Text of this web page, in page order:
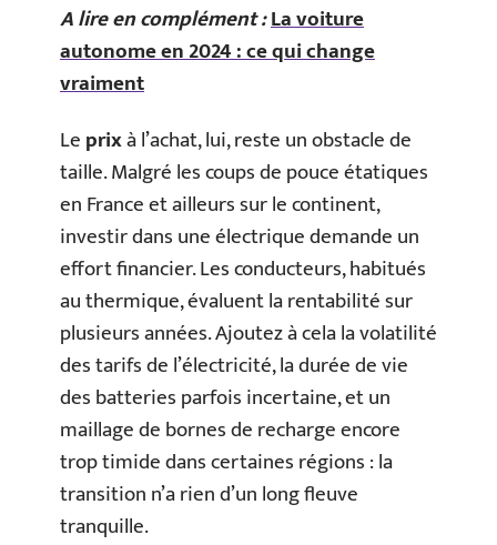
A lire en complément :La voiture
autonome en 2024 : ce qui change
vraiment
Leprixà l’achat, lui, reste un obstacle de
taille. Malgré les coups de pouce étatiques
en France et ailleurs sur le continent,
investir dans une électrique demande un
effort financier. Les conducteurs, habitués
au thermique, évaluent la rentabilité sur
plusieurs années. Ajoutez à cela la volatilité
des tarifs de l’électricité, la durée de vie
des batteries parfois incertaine, et un
maillage de bornes de recharge encore
trop timide dans certaines régions : la
transition n’a rien d’un long fleuve
tranquille.